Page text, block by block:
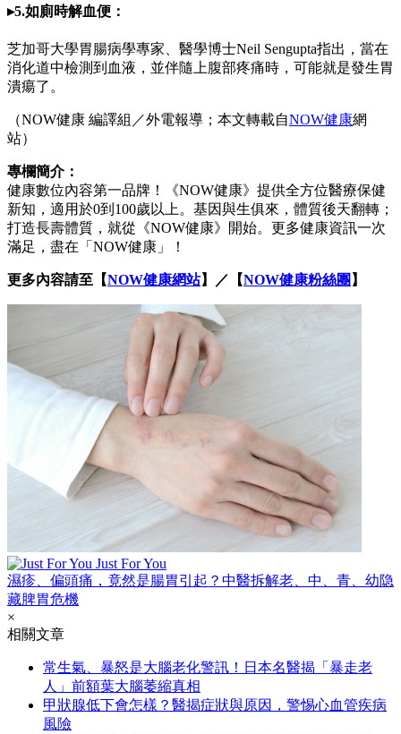
▸5.如廁時解血便：
芝加哥大學胃腸病學專家、醫學博士Neil Sengupta指出，當在
消化道中檢測到血液，並伴隨上腹部疼痛時，可能就是發生胃
潰瘍了。
（NOW健康 編譯組／外電報導；本文轉載自NOW健康網
站）
專欄簡介：
健康數位內容第一品牌！《NOW健康》提供全方位醫療保健
新知，適用於0到100歲以上。基因與生俱來，體質後天翻轉；
打造長壽體質，就從《NOW健康》開始。更多健康資訊一次
滿足，盡在「NOW健康」！
更多內容請至【NOW健康網站】／【NOW健康粉絲團 】
Just For You
濕疹、偏頭痛，竟然是腸胃引起？中醫拆解老、中、青、幼隐
藏脾胃危機
×
相關文章
常生氣、暴怒是大腦老化警訊！日本名醫揭「暴走老
人」前額葉大腦萎縮真相
甲狀腺低下會怎樣？醫揭症狀與原因，警惕心血管疾病
風險